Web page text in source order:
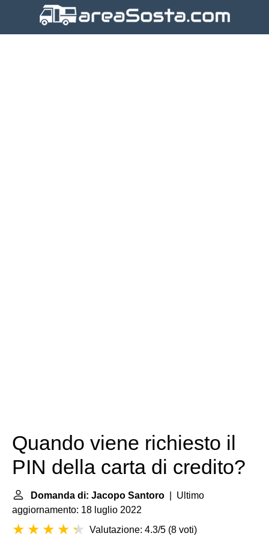
Quando viene richiesto il
PIN della carta di credito?
Domanda di: Jacopo Santoro | Ultimo
aggiornamento: 18 luglio 2022
Valutazione: 4.3/5 (8 voti)